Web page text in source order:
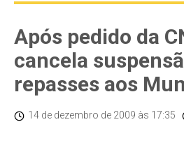
Após pedido da
cancela
repasses aos
14 de dezembro de 2009 às 17:35